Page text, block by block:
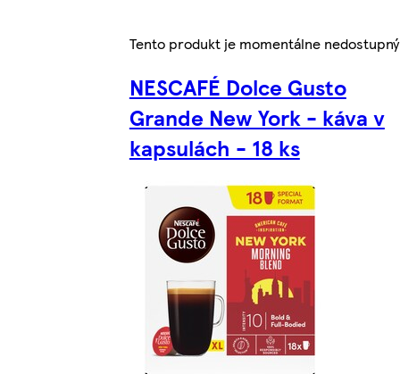
Tento produkt je momentálne nedostupný
NESCAFÉ Dolce Gusto
Grande New York - káva v
kapsulách - 18 ks